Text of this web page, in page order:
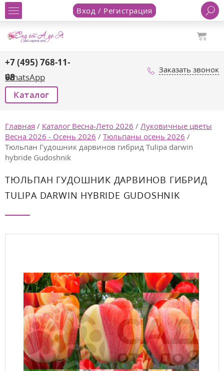
Вход / Регистрация
+7 (495) 768-11-
68
WhatsApp
Заказать звонок
Каталог
Главная / Каталог Весна-Лето 2026 / Луковичные цветы
Весна 2026 - Осень 2026 / Тюльпаны осень 2026 /
Тюльпан Гудошник дарвинов гибрид Tulipa darwin
hybride Gudoshnik
ТЮЛЬПАН ГУДОШНИК ДАРВИНОВ ГИБРИД
TULIPA DARWIN HYBRIDE GUDOSHNIK